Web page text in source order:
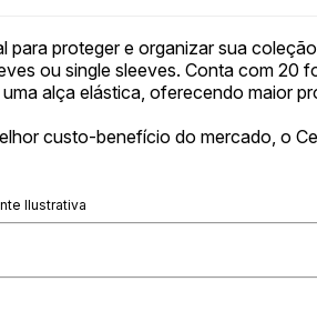
para proteger e organizar sua
ou single sleeves. Conta com 20
alça elástica, oferecendo maior
custo-benefício do mercado, o
Ilustrativa